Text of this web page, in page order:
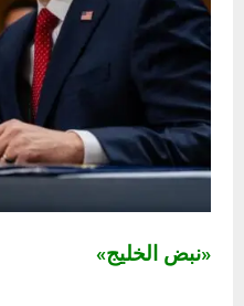
«نبض الخليج»